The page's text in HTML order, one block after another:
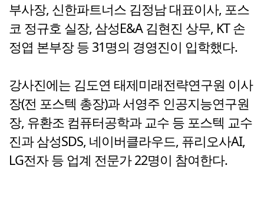
부사장, 신한파트너스 김정남 대표이사, 포스
코 정규호 실장, 삼성E&A 김현진 상무, KT 손
정엽 본부장 등 31명의 경영진이 입학했다.
강사진에는 김도연 태제미래전략연구원 이사
장(전 포스텍 총장)과 서영주 인공지능연구원
장, 유환조 컴퓨터공학과 교수 등 포스텍 교수
진과 삼성SDS, 네이버클라우드, 퓨리오사AI,
LG전자 등 업계 전문가 22명이 참여한다.